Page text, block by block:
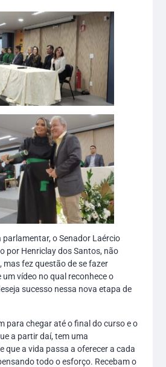
parlamentar, o Senador Laércio
por Henriclay dos Santos, não
mas fez questão de se fazer
um vídeo no qual reconhece o
sucesso nessa nova etapa de
para chegar até o final do curso e o
a partir daí, tem uma
que a vida passa a oferecer a cada
todo o esforço. Recebam o